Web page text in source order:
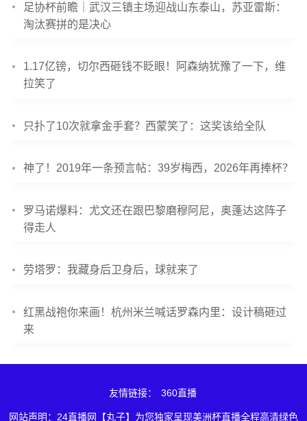
足协杯前瞻｜武汉三镇主场迎战山东泰山，苏亚雷斯：
淘汰赛拼的是决心
1.17亿镑，切尔西砸钱不眨眼！阿森纳犹豫了一下，维
拉笑了
只扑了10次就拿金手套？西蒙笑了：这奖该给全队
神了！2019年一条预言帖：39岁梅西，2026年再捧杯？
罗马诺爆料：尤文还在跟巴黎磨穆阿尼，奥蓬达这阵子
得走人
劳塔罗：我藏身后卫身后，球就来了
红黑战袍你来画！杭州米兰喊话罗森内里：设计稿砸过
来
友情链接： 360直播
网站声明：24直播网【丸子】为您独家呈现美洲杯直播全程高清绿色